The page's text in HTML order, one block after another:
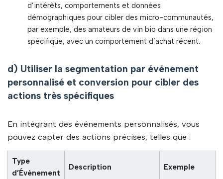
d’intérêts, comportements et données
démographiques pour cibler des micro-communautés,
par exemple, des amateurs de vin bio dans une région
spécifique, avec un comportement d’achat récent.
d) Utiliser la segmentation par événement
personnalisé et conversion pour cibler des
actions très spécifiques
En intégrant des événements personnalisés, vous
pouvez capter des actions précises, telles que :
Type
d’Événement
Description Exemple